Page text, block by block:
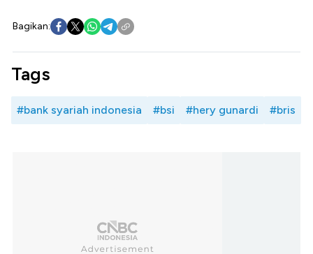
Bagikan:
Tags
#bank syariah indonesia #bsi #hery gunardi #bris